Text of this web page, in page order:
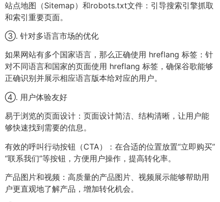
站点地图（Sitemap）和robots.txt文件：引导搜索引擎抓取
和索引重要页面。
③. 针对多语言市场的优化
如果网站有多个国家语言，那么正确使用 hreflang 标签：针
对不同语言和国家的页面使用 hreflang 标签，确保谷歌能够
正确识别并展示相应语言版本给对应的用户。
④. 用户体验友好
易于浏览的页面设计：页面设计简洁、结构清晰，让用户能
够快速找到需要的信息。
有效的呼叫行动按钮（CTA）：在合适的位置放置“立即购买”
“联系我们”等按钮，方便用户操作，提高转化率。
产品图片和视频：高质量的产品图片、视频展示能够帮助用
户更直观地了解产品，增加转化机会。